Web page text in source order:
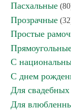
Пасхальные
Прозрачные
Простые
С
С днем
Для свадебных
Для